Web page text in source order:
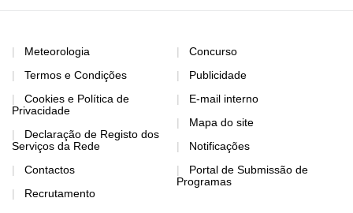
Meteorologia
Termos e Condições
Cookies e Política de
Privacidade
Declaração de Registo dos
Serviços da Rede
Contactos
Recrutamento
Concurso
Publicidade
E-mail interno
Mapa do site
Notificações
Portal de Submissão de
Programas